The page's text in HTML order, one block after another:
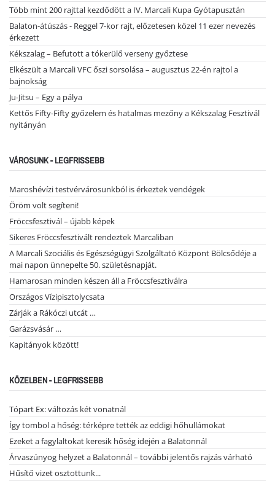
Több mint 200 rajttal kezdődött a IV. Marcali Kupa Gyótapusztán
Balaton-átúszás - Reggel 7-kor rajt, előzetesen közel 11 ezer nevezés
érkezett
Kékszalag – Befutott a tókerülő verseny győztese
Elkészült a Marcali VFC őszi sorsolása – augusztus 22-én rajtol a
bajnokság
Ju-Jitsu – Egy a pálya
Kettős Fifty-Fifty győzelem és hatalmas mezőny a Kékszalag Fesztivál
nyitányán
VÁROSUNK - LEGFRISSEBB
Maroshévízi testvérvárosunkból is érkeztek vendégek
Öröm volt segíteni!
Fröccsfesztivál – újabb képek
Sikeres Fröccsfesztivált rendeztek Marcaliban
A Marcali Szociális és Egészségügyi Szolgáltató Központ Bölcsődéje a
mai napon ünnepelte 50. születésnapját.
Hamarosan minden készen áll a Fröccsfesztiválra
Országos Vízipisztolycsata
Zárják a Rákóczi utcát …
Garázsvásár …
Kapitányok között!
KÖZELBEN - LEGFRISSEBB
Tópart Ex: változás két vonatnál
Így tombol a hőség: térképre tették az eddigi hőhullámokat
Ezeket a fagylaltokat keresik hőség idején a Balatonnál
Árvaszúnyog helyzet a Balatonnál – további jelentős rajzás várható
Hűsítő vizet osztottunk...